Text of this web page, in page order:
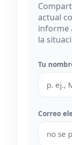
actual
informe
la
Tu
Correo